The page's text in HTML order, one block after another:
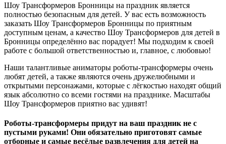
Шоу Трансформеров Бронницы на праздник является
полностью безопасным для детей. У вас есть возможность
заказать Шоу Трансформеров Бронницы по приятным
доступным ценам, а качество Шоу Трансформеров для детей в
Бронницы определённо вас порадует! Мы подходим к своей
работе с большой ответственностью и, главное, с любовью!
Наши талантливые аниматоры роботы-трансформеры очень
любят детей, а также являются очень дружелюбными и
открытыми персонажами, которые с лёгкостью находят общий
язык абсолютно со всеми гостями на празднике. Масштабы
Шоу Трансформеров приятно вас удивят!
Роботы-трансформеры придут на ваш праздник не с
пустыми руками! Они обязательно приготовят самые
отборные и самые весёлые развлечения для детей на